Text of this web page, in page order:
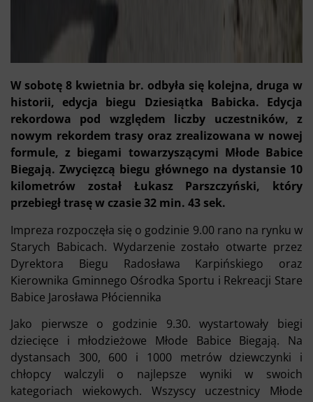
W sobotę 8 kwietnia br. odbyła się kolejna, druga w
historii, edycja biegu Dziesiątka Babicka. Edycja
rekordowa pod względem liczby uczestników, z
nowym rekordem trasy oraz zrealizowana w nowej
formule, z biegami towarzyszącymi Młode Babice
Biegają. Zwycięzcą biegu głównego na dystansie 10
kilometrów został Łukasz Parszczyński, który
przebiegł trasę w czasie 32 min. 43 sek.
Impreza rozpoczęła się o godzinie 9.00 rano na rynku w
Starych Babicach. Wydarzenie zostało otwarte przez
Dyrektora Biegu Radosława Karpińskiego oraz
Kierownika Gminnego Ośrodka Sportu i Rekreacji Stare
Babice Jarosława Płóciennika
Jako pierwsze o godzinie 9.30. wystartowały biegi
dziecięce i młodzieżowe Młode Babice Biegają. Na
dystansach 300, 600 i 1000 metrów dziewczynki i
chłopcy walczyli o najlepsze wyniki w swoich
kategoriach wiekowych. Wszyscy uczestnicy Młode